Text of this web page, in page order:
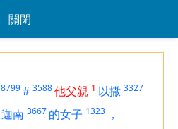
關閉
8799# 3588他父親 1 以撒 3327
迦南 3667 的女子 1323 ，